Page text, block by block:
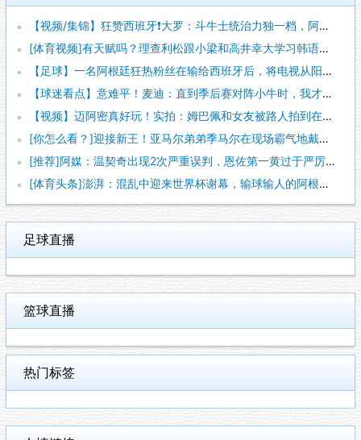
【视频/集锦】狂赞西班牙❗大罗：斗牛士统治力独一档，阿根廷有
[体育视频]有天赋吗？理查利松跟小梁和高井幸大学习韩语和日语
【足球】一名阿根廷狂热粉丝在输给西班牙后，将电视从阳台上扔了
【球迷看点】意难平！麦迪：直到季后赛对阵小牛时，我才意识到姚
【视频】迈阿密真好玩！实拍：姆巴佩和女友被路人拍到在夜店狂欢
[你怎么看？]迎接新王！亚马尔弟弟季马尔在现场霸气地戴上冠军
[推荐]阿媒：温契奇出现2次严重误判，恩佐第一黄过于严厉+吹
[体育头条]澎湃：混乱中迎来世界杯谢幕，输球输人的阿根廷需要
足球直播
篮球直播
热门标签